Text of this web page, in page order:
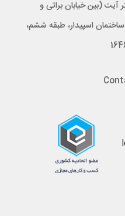
آیت (بین خیابان براتی و
قاسم زاده)، پلاک ۳۵۰، ساختمان اسپیدار، طبقه ششم،